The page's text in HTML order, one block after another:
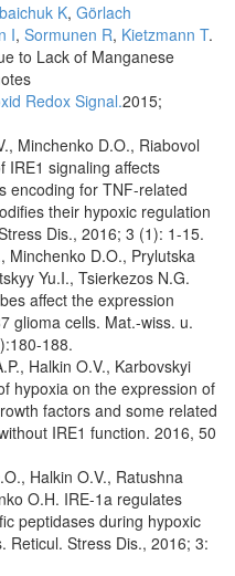
K, Görlach
I, Sormunen R, Kietzmann T.
to Lack of Manganese
Redox Signal.2015;
Minchenko D.O., Riabovol
IRE1 signaling affects
encoding for TNF-related
their hypoxic regulation
Dis., 2016; 3 (1): 1-15.
Minchenko D.O., Prylutska
Yu.I., Tsierkezos N.G.
affect the expression
glioma cells. Mat.-wiss. u.
188.
Halkin O.V., Karbovskyi
hypoxia on the expression of
factors and some related
IRE1 function. 2016, 50
Halkin O.V., Ratushna
O.H. IRE-1a regulates
peptidases during hypoxic
Reticul. Stress Dis., 2016; 3: